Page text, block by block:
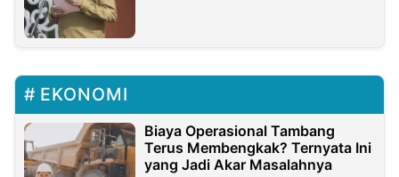
EKONOMI
Biaya Operasional Tambang
Terus Membengkak? Ternyata Ini
yang Jadi Akar Masalahnya